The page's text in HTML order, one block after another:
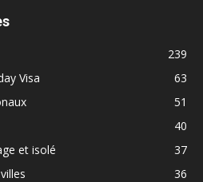
239
Visa
63
51
40
et isolé
37
36